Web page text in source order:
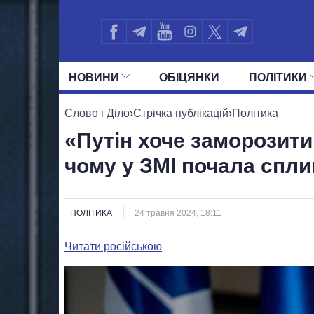
НОВИНИ ОБIЦЯНКИ ПОЛIТИКИ
УСІ ПОЛІТИКИ ПРЕЗИДЕНТ І ОФІС
Слово і Діло›Стрічка публікацій›Політика
«Путін хоче
чому у ЗМІ почала
ПОЛІТИКА 24 травня 2024, 18:11
Читати російською